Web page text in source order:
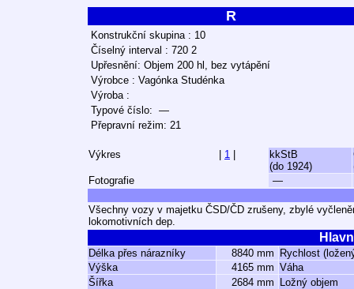
R
Konstrukční skupina : 10
Číselný interval : 720 2
Upřesnění: Objem 200 hl, bez vytápění
Výrobce : Vagónka Studénka
Výroba :
Typové číslo: —
Přepravní režim: 21
Výkres 1
kkStB
(do 1924)
Fotografie
—
Všechny vozy v majetku ČSD/ČD zrušeny, zbylé
lokomotivních dep.
Délka přes nárazníky 8840 mm
Rychlost
Výška
4165 mm Váha
Šířka
2684 mm Ložný objem